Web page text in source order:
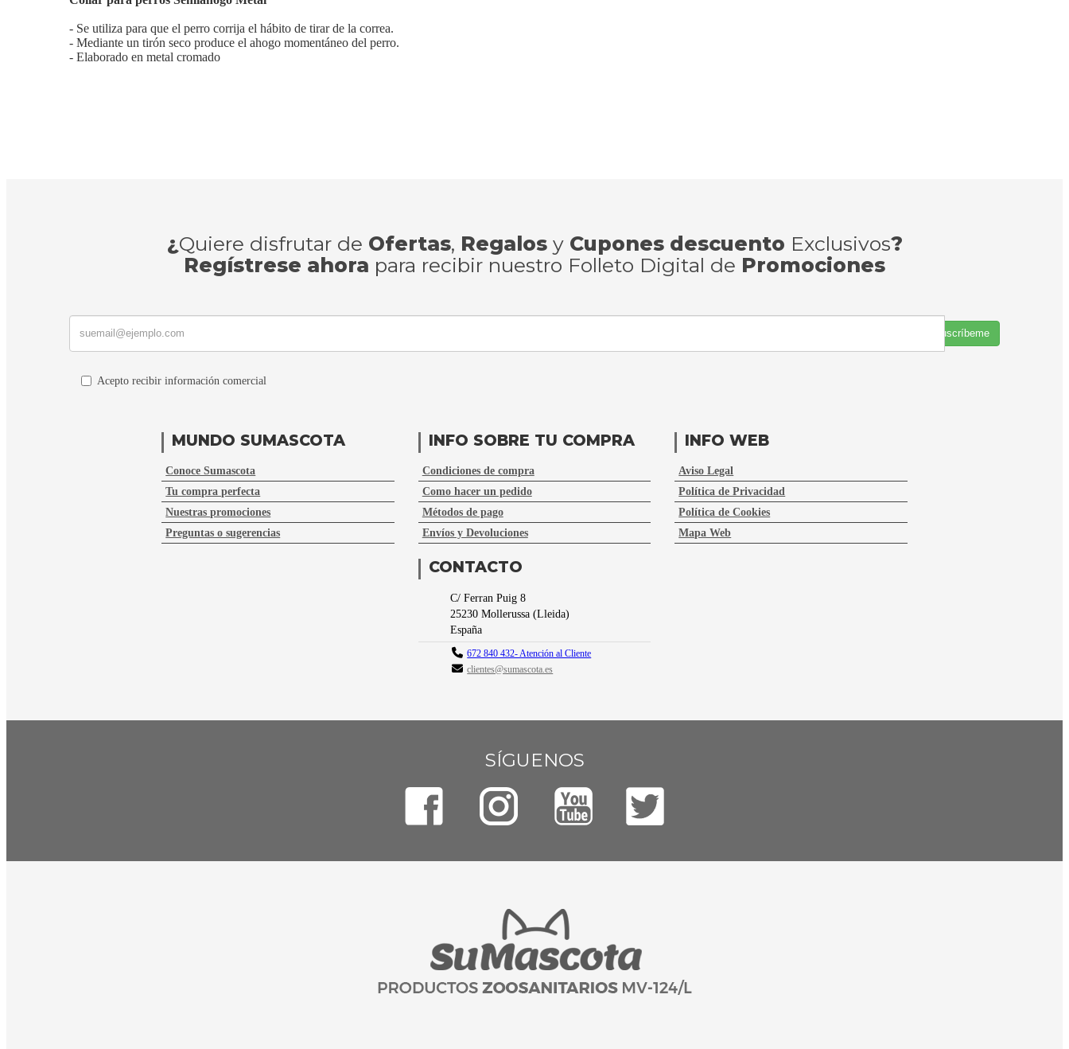
- Se utiliza para que el perro corrija el hábito de tirar de la correa.
- Mediante un tirón seco produce el ahogo momentáneo del perro.
- Elaborado en metal cromado
¿Quiere disfrutar de Ofertas, Regalosy Cupones descuento Exclusivos?
Regístrese ahora para recibir nuestro Folleto Digital de Promociones
Suscríbeme
Acepto recibir información comercial
MUNDO SUMASCOTA
Conoce Sumascota
Tu compra perfecta
Nuestras promociones
Preguntas o sugerencias
INFO SOBRE TU COMPRA
Condiciones de compra
Como hacer un pedido
Métodos de pago
Envíos y Devoluciones
INFO WEB
Aviso Legal
Política de Privacidad
Política de Cookies
Mapa Web
CONTACTO
C/ Ferran Puig 8
25230 Mollerussa(Lleida)
España
672 840 432- Atención al Cliente
clientes@sumascota.es
SÍGUENOS